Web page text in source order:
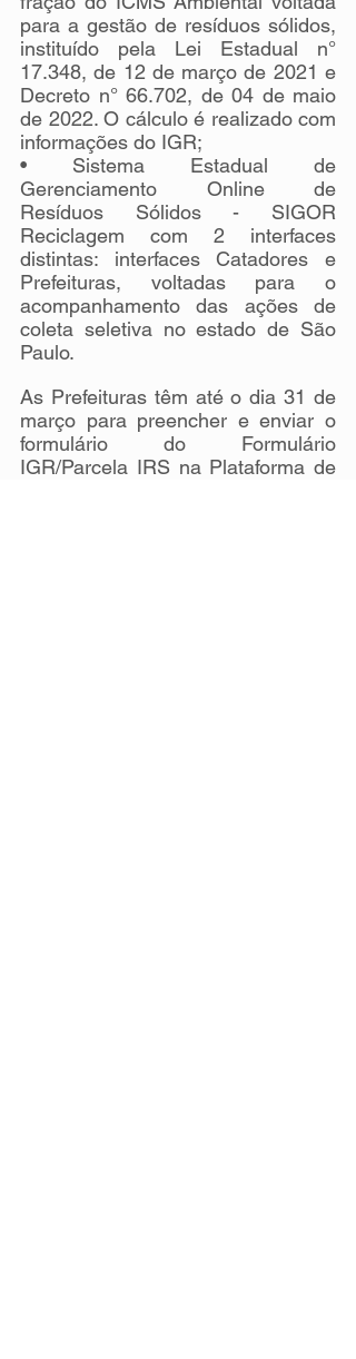
para a gestão de resíduos sólidos,
instituído pela Lei Estadual n°
17.348, de 12 de março de 2021 e
Decreto n° 66.702, de 04 de maio
de 2022. O cálculo é realizado com
informações do IGR;
• Sistema Estadual de
Gerenciamento Online de
Resíduos Sólidos - SIGOR
Reciclagem com 2 interfaces
distintas: interfaces Catadores e
Prefeituras, voltadas para o
acompanhamento das ações de
coleta seletiva no estado de São
Paulo.
As Prefeituras têm até o dia 31 de
março para preencher e enviar o
formulário do Formulário
IGR/Parcela IRS na Plataforma de